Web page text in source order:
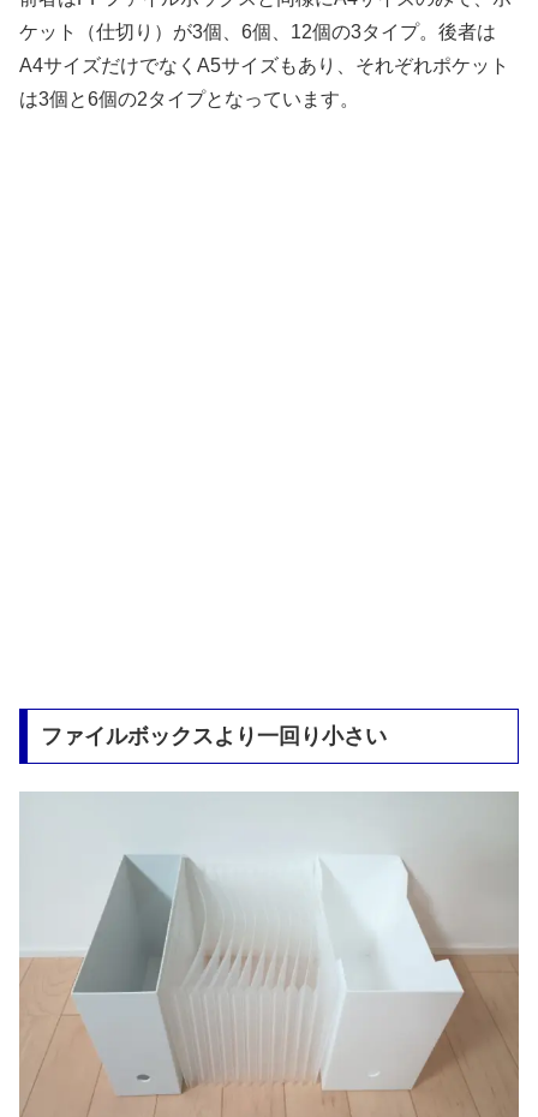
ケット（仕切り）が3個、6個、12個の3タイプ。後者は
A4サイズだけでなくA5サイズもあり、それぞれポケット
は3個と6個の2タイプとなっています。
ファイルボックスより一回り小さい